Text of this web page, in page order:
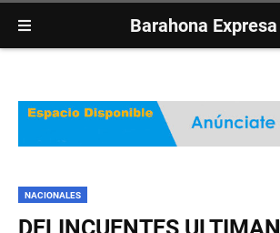
Barahona Expresa
NACIONALES